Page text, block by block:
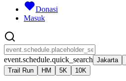
Donasi
Masuk
event.schedule.quick_search Jakarta
Trail Run
HM 5K 10K